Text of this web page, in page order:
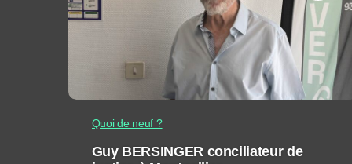
Quoi de neuf ?
Guy BERSINGER conciliateur de